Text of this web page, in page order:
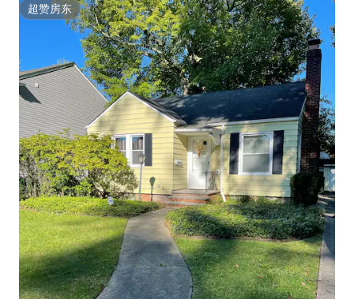
超赞房东
超赞房东